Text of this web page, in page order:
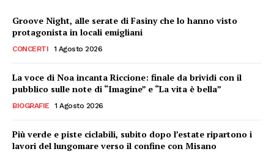
Groove Night, alle serate di Fasiny che lo hanno visto
protagonista in locali emigliani
CONCERTI 1 Agosto 2026
La voce di Noa incanta Riccione: finale da brividi con il
pubblico sulle note di “Imagine” e “La vita è bella”
BIOGRAFIE 1 Agosto 2026
Più verde e piste ciclabili, subito dopo l’estate ripartono i
lavori del lungomare verso il confine con Misano